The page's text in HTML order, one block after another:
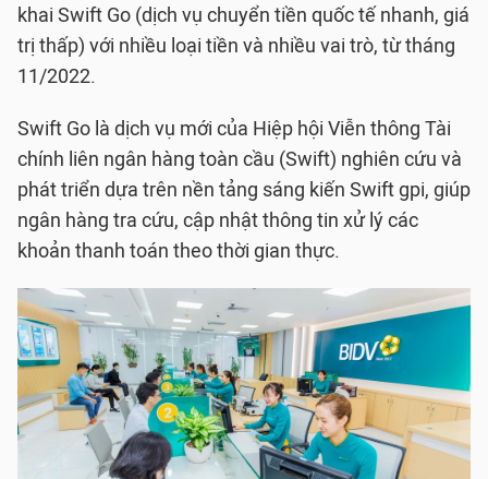
khai Swift Go (dịch vụ chuyển tiền quốc tế nhanh, giá
trị thấp) với nhiều loại tiền và nhiều vai trò, từ tháng
11/2022.
Swift Go là dịch vụ mới của Hiệp hội Viễn thông Tài
chính liên ngân hàng toàn cầu (Swift) nghiên cứu và
phát triển dựa trên nền tảng sáng kiến Swift gpi, giúp
ngân hàng tra cứu, cập nhật thông tin xử lý các
khoản thanh toán theo thời gian thực.